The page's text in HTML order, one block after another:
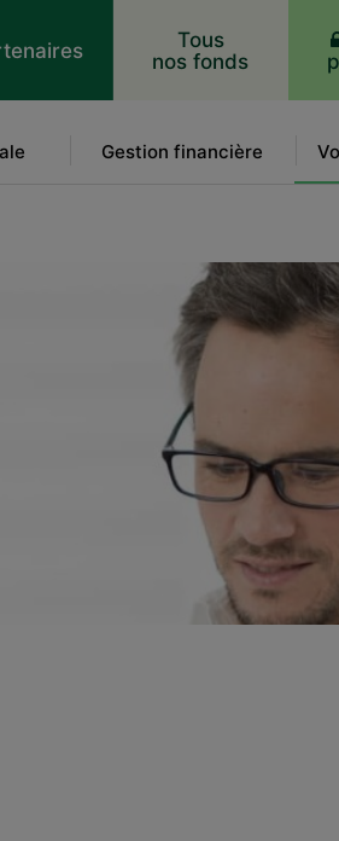
Gestion financière
Tous
nos fonds